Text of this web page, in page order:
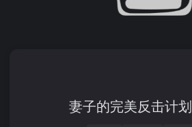
妻子的完美反击计划